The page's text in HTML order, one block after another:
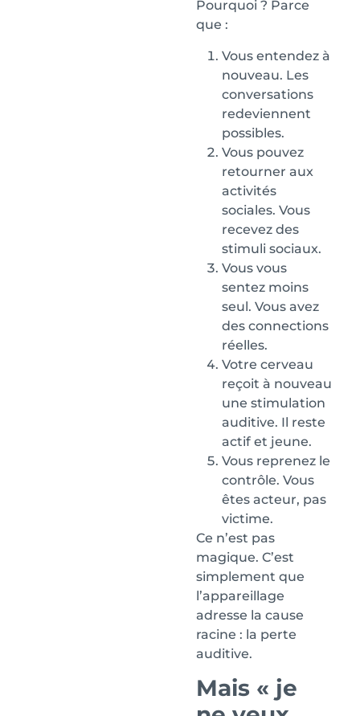
Pourquoi ? Parce
que :
Vous entendez à
nouveau. Les
conversations
redeviennent
possibles.
Vous pouvez
retourner aux
activités
sociales. Vous
recevez des
stimuli sociaux.
Vous vous
sentez moins
seul. Vous avez
des connections
réelles.
Votre cerveau
reçoit à nouveau
une stimulation
auditive. Il reste
actif et jeune.
Vous reprenez le
contrôle. Vous
êtes acteur, pas
victime.
Ce n’est pas
magique. C’est
simplement que
l’appareillage
adresse la cause
racine : la perte
auditive.
Mais « je